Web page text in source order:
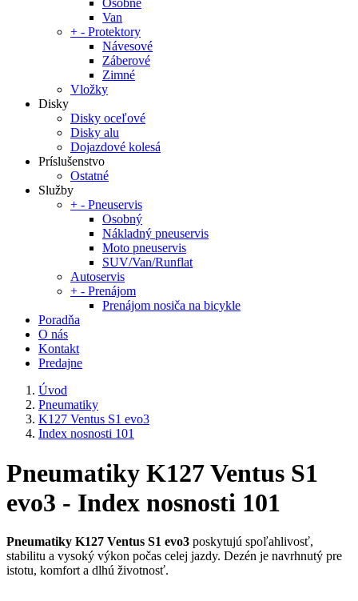
Osobné
Van
+ - Protektory
Návesové
Záberové
Zimné
Vložky
Disky
Disky oceľové
Disky alu
Dojazdové kolesá
Príslušenstvo
Ostatné
Služby
+ - Pneuservis
Osobný
Nákladný pneuservis
Moto pneuservis
SUV/Van/Runflat
Autoservis
+ - Prenájom
Prenájom nosiča na bicykle
Poradňa
O nás
Kontakt
Predajne
Úvod
Pneumatiky
K127 Ventus S1 evo3
Index nosnosti 101
Pneumatiky K127 Ventus S1
evo3 - Index nosnosti 101
Pneumatiky K127 Ventus S1 evo3 poskytujú spoľahlivosť,
stabilitu a vysoký výkon počas celej jazdy. Dezén je navrhnutý pre
istotu, komfort a dlhú životnosť.